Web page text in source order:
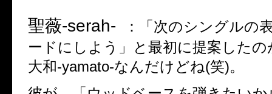
聖薇-serah- ：
「次のシングルの
ードにしよう」と最初に提案した
大和-yamato-なんだけどね(笑)。